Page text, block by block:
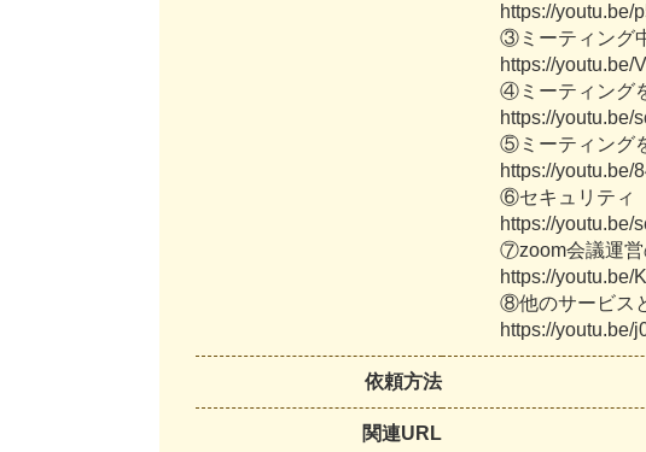
https://youtu.be/p
③ ミ ーテ ィ ング
https://youtu.be/V
④ ミ ーテ ィ ング
https://youtu.be/s
⑤ ミ ーテ ィ ング
https://youtu.be/8
⑥セキ ュ リ テ ィ
https://youtu.be/s
⑦zoom会議運営
https://youtu.be/K
⑧他のサー ビス
https://youtu.be/j
依頼方法
関連URL